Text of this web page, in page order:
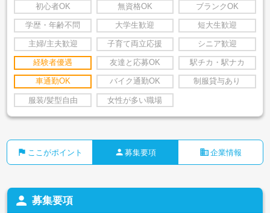
初心者OK 無資格OK ブランクOK
学歴・年齢不問 大学生歓迎 短大生歓迎
主婦/主夫歓迎 子育て両立応援 シニア歓迎
経験者優遇 友達と応募OK 駅チカ・駅ナカ
車通勤OK バイク通勤OK 制服貸与あり
服装/髪型自由 女性が多い職場
flag ここがポイント person 募集要項 business 企業情報
person 募集要項